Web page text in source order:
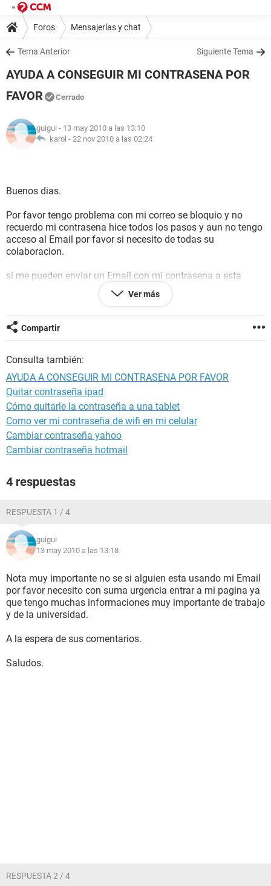
Foros Mensajerías y chat
Tema Anterior Siguiente Tema
AYUDA A CONSEGUIR MI CONTRASENA POR
FAVOR
Cerrado
guigui - 13 may 2010 a las 13:10
karol - 22 nov 2010 a las 02:24
Buenos dias.
Por favor tengo problema con mi correo se bloquio y no
recuerdo mi contrasena hice todos los pasos y aun no tengo
acceso al Email por favor si necesito de todas su
colaboracion.
si me pueden enviar un Email con mi contrasena a esta
direcion de gregorin2002@yahoo.com
Saludos.
Ver más
Compartir
Consulta también:
AYUDA A CONSEGUIR MI CONTRASENA POR FAVOR
Quitar contraseña ipad
Cómo quitarle la contraseña a una tablet
Como ver mi contraseña de wifi en mi celular
Cambiar contraseña yahoo
Cambiar contraseña hotmail
4 respuestas
RESPUESTA 1 / 4
guigui
13 may 2010 a las 13:18
Nota muy importante no se si alguien esta usando mi Email
por favor necesito con suma urgencia entrar a mi pagina ya
que tengo muchas informaciones muy importante de trabajo
y de la universidad.
A la espera de sus comentarios.
Saludos.
RESPUESTA 2 / 4